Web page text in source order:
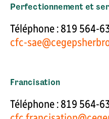
Perfectionnement et
Téléphone : 819 564-
cfc-
Francisation
Téléphone : 819 564-